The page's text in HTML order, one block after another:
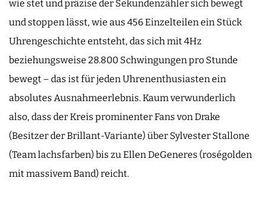
wie stet und präzise der Sekundenzähler sich bewegt
und stoppen lässt, wie aus 456 Einzelteilen ein Stück
Uhrengeschichte entsteht, das sich mit 4Hz
beziehungsweise 28.800 Schwingungen pro Stunde
bewegt – das ist für jeden Uhrenenthusiasten ein
absolutes Ausnahmeerlebnis. Kaum verwunderlich
also, dass der Kreis prominenter Fans von Drake
(Besitzer der Brillant-Variante) über Sylvester Stallone
(Team lachsfarben) bis zu Ellen DeGeneres (roségolden
mit massivem Band) reicht.